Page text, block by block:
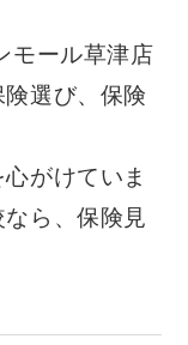
モール草津店
選び、保険
がけていま
ら、保険見